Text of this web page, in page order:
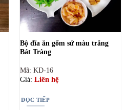
Bộ đĩa ăn gốm sứ màu trắng
Bát Tràng
Mã: KD-16
Giá: Liên hệ
ĐỌC TIẾP